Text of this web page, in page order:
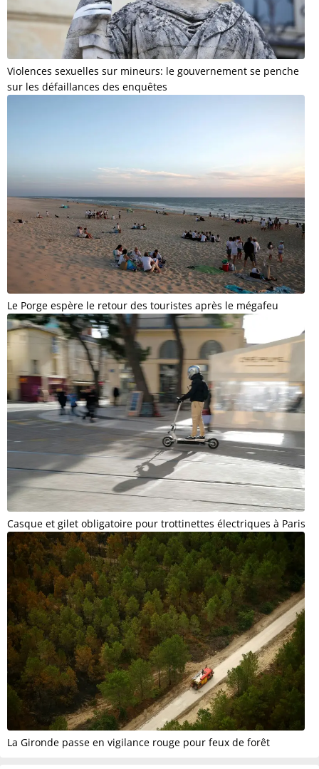
Violences sexuelles sur mineurs: le gouvernement se penche
sur les défaillances des enquêtes
Le Porge espère le retour des touristes après le mégafeu
Casque et gilet obligatoire pour trottinettes électriques à Paris
La Gironde passe en vigilance rouge pour feux de forêt